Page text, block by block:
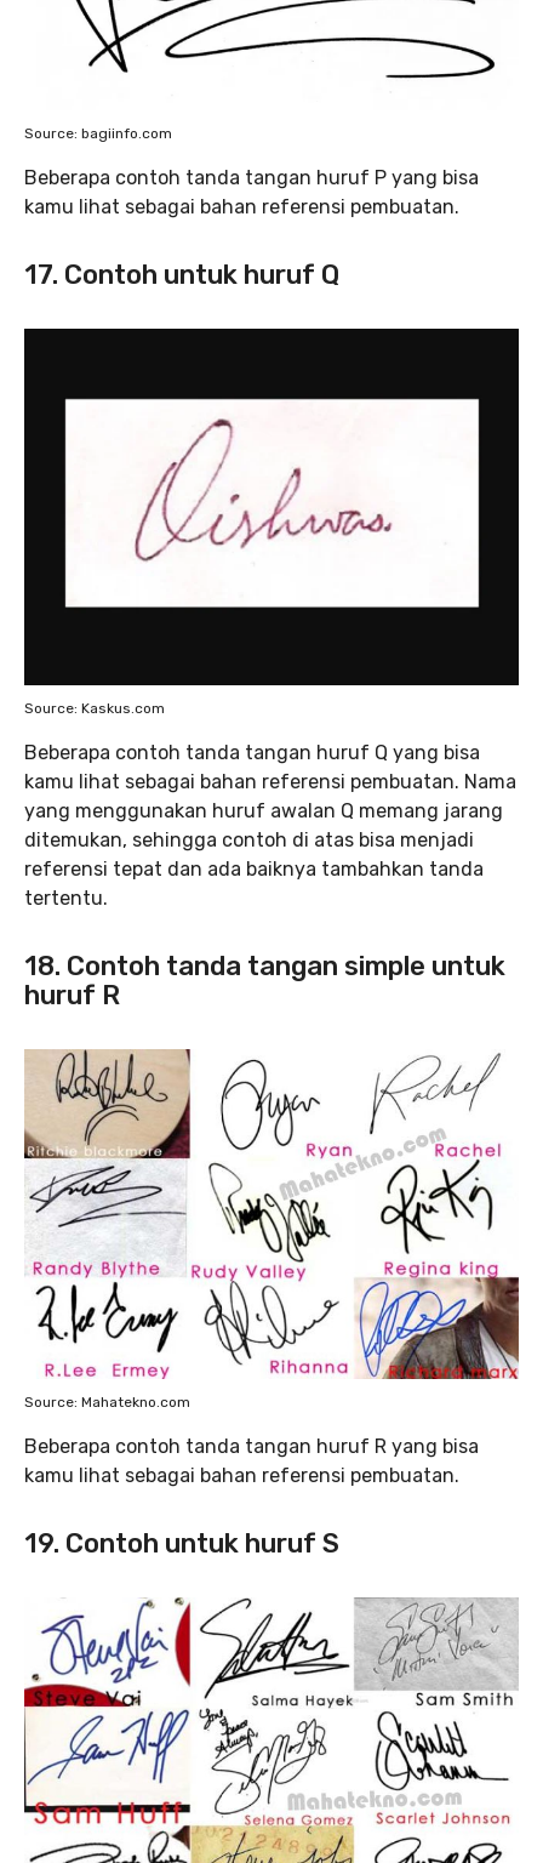
Source: bagiinfo.com
Beberapa contoh tanda tangan huruf P yang bisa
kamu lihat sebagai bahan referensi pembuatan.
17. Contoh untuk huruf Q
Source: Kaskus.com
Beberapa contoh tanda tangan huruf Q yang bisa
kamu lihat sebagai bahan referensi pembuatan. Nama
yang menggunakan huruf awalan Q memang jarang
ditemukan, sehingga contoh di atas bisa menjadi
referensi tepat dan ada baiknya tambahkan tanda
tertentu.
18. Contoh tanda tangan simple untuk
huruf R
Source: Mahatekno.com
Beberapa contoh tanda tangan huruf R yang bisa
kamu lihat sebagai bahan referensi pembuatan.
19. Contoh untuk huruf S